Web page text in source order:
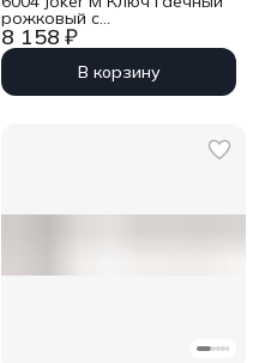
8 158 ₽
рожковый с
самонастройкой, 13-16 x
188 мм Wera WE-020103
В корзину